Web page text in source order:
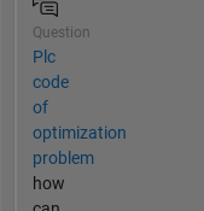
Question
Plc
code
of
optimization
problem
how